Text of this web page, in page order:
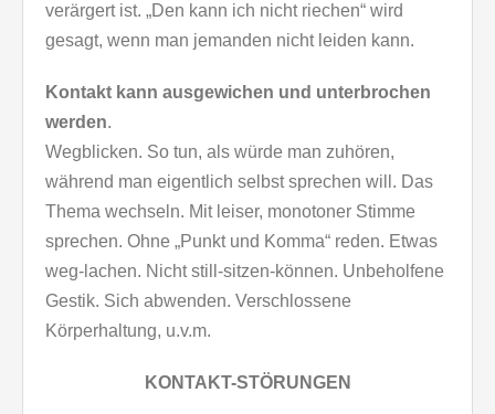
verärgert ist. „Den kann ich nicht riechen“ wird
gesagt, wenn man jemanden nicht leiden kann.
Kontakt kann ausgewichen und unterbrochen
werden.
Wegblicken. So tun, als würde man zuhören,
während man eigentlich selbst sprechen will. Das
Thema wechseln. Mit leiser, monotoner Stimme
sprechen. Ohne „Punkt und Komma“ reden. Etwas
weg-lachen. Nicht still-sitzen-können. Unbeholfene
Gestik. Sich abwenden. Verschlossene
Körperhaltung, u.v.m.
KONTAKT-STÖRUNGEN